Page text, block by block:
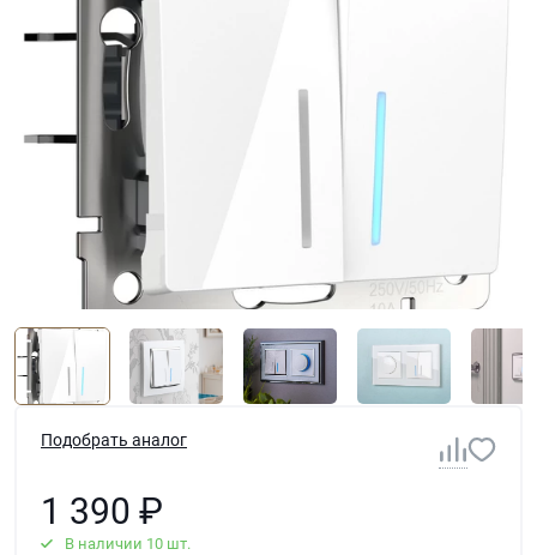
Подобрать аналог
1 390 ₽
В наличии 10 шт.